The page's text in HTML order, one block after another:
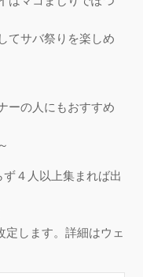
てサバ祭りを楽しめ
ーの人にもおすすめ
４人以上集まれば出
します。詳細はウェ